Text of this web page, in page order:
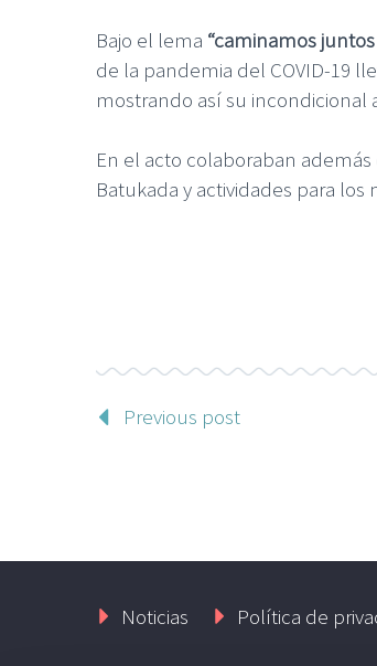
Bajo el lema “caminamos
de la pandemia del COVID-19
mostrando así su incondicional
En el acto colaboraban además
Batukada y actividades para los
Previous post
Noticias Política de